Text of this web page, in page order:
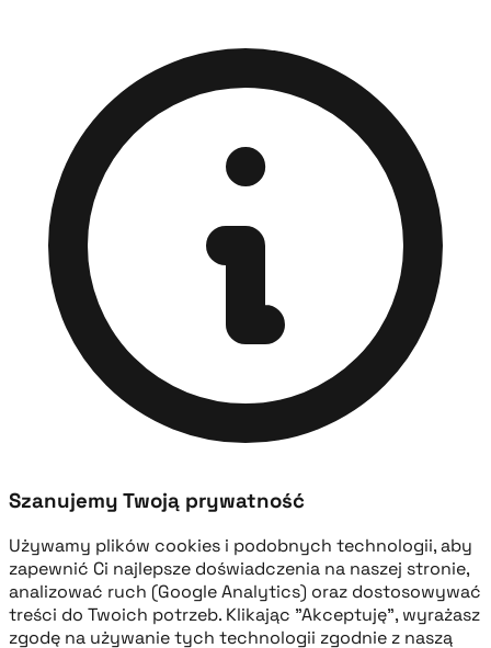
Szanujemy Twoją prywatność
Używamy plików cookies i podobnych technologii, aby
zapewnić Ci najlepsze doświadczenia na naszej stronie,
analizować ruch (Google Analytics) oraz dostosowywać
treści do Twoich potrzeb. Klikając "Akceptuję", wyrażasz
zgodę na używanie tych technologii zgodnie z naszą